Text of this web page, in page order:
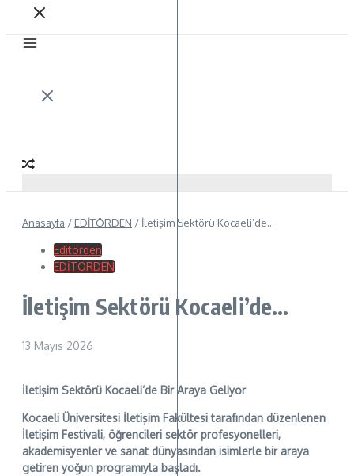
Anasayfa / EDİTÖRDEN / İletişim Sektörü Kocaeli’de…
Editörden
EDİTÖRDEN
İletişim Sektörü Kocaeli’de…
13 Mayıs 2026
İletişim Sektörü Kocaeli’de Bir Araya Geliyor
Kocaeli Üniversitesi İletişim Fakültesi tarafından düzenlenen
İletişim Festivali, öğrencileri sektör profesyonelleri,
akademisyenler ve sanat dünyasından isimlerle bir araya
getiren yoğun programıyla başladı.